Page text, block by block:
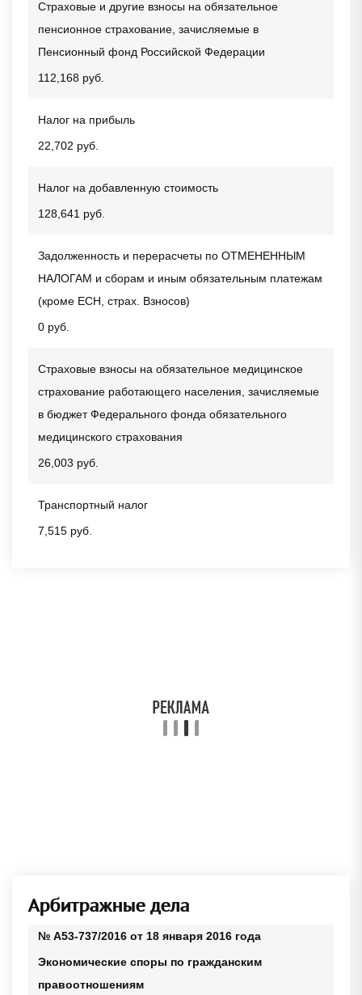
Страховые и другие взносы на обязательное
пенсионное страхование, зачисляемые в
Пенсионный фонд Российской Федерации
112,168 руб.
Налог на прибыль
22,702 руб.
Налог на добавленную стоимость
128,641 руб.
Задолженность и перерасчеты по ОТМЕНЕННЫМ
НАЛОГАМ и сборам и иным обязательным платежам
(кроме ЕСН, страх. Взносов)
0 руб.
Страховые взносы на обязательное медицинское
страхование работающего населения, зачисляемые
в бюджет Федерального фонда обязательного
медицинского страхования
26,003 руб.
Транспортный налог
7,515 руб.
Арбитражные дела
№ А53-737/2016 от 18 января 2016 года
Экономические споры по гражданским
правоотношениям